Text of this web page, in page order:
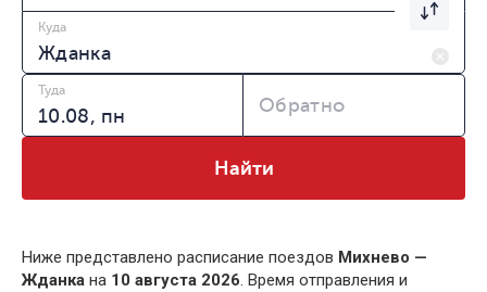
Куда
Туда
Обратно
Найти
Ниже представлено расписание поездов Михнево —
Жданка на 10 августа 2026. Время отправления и